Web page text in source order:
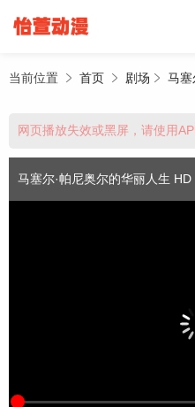
当前位置 首页 剧场 马塞
网页播放失效或黑屏，请使用
马塞尔·帕尼奥尔的华丽人生 HD